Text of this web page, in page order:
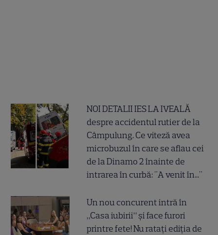
NOI DETALII IES LA IVEALĂ
despre accidentul rutier de la
Câmpulung. Ce viteză avea
microbuzul în care se aflau cei
de la Dinamo 2 înainte de
intrarea în curbă: "A venit în..."
Un nou concurent intră în
„Casa iubirii” și face furori
printre fete! Nu ratați ediția de